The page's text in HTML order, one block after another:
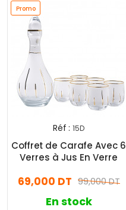
Promo
Réf : 15D
Coffret de Carafe Avec 6
Verres à Jus En Verre
99,000 DT
69,000 DT
En stock